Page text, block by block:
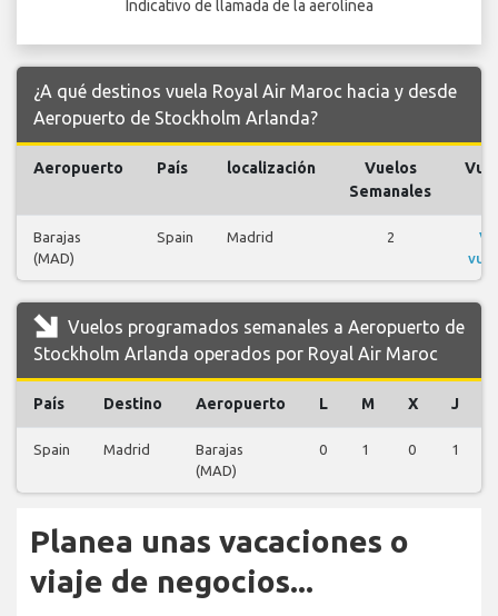
Indicativo de llamada de la aerolínea
¿A qué destinos vuela Royal Air Maroc hacia y desde
Aeropuerto de Stockholm Arlanda?
Aeropuerto País localización
Vuelos
Semanales
Barajas
(MAD)
Spain Madrid 2
Vuelos programados semanales a Aeropuerto de
Stockholm Arlanda operados por Royal Air Maroc
País Destino Aeropuerto L M X J
Spain Madrid
Barajas
(MAD)
0 1 0 1
Planea unas vacaciones o
viaje de negocios...